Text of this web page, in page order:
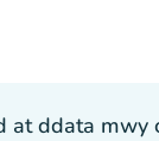
ddata